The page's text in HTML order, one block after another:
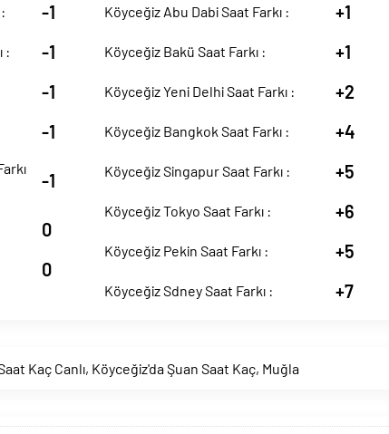
-1
: -1
-1
-1
-1
0
0
Köyceğiz Abu Dabi Saat Farkı : +1
Köyceğiz Bakü Saat Farkı : +1
Köyceğiz Yeni Delhi Saat Farkı : +2
Köyceğiz Bangkok Saat Farkı : +4
Köyceğiz Singapur Saat Farkı : +5
Köyceğiz Tokyo Saat Farkı : +6
Köyceğiz Pekin Saat Farkı : +5
Köyceğiz Sdney Saat Farkı : +7
Kaç Canlı, Köyceğiz'da Şuan Saat Kaç, Muğla